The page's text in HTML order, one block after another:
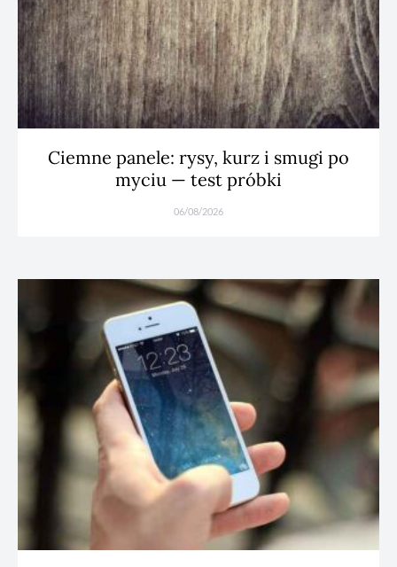
Ciemne panele: rysy, kurz i smugi po
myciu — test próbki
06/08/2026